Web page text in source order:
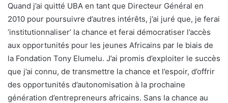
Quand j’ai quitté UBA en tant que Directeur Général en
2010 pour poursuivre d’autres intérêts, j’ai juré que, je ferai
‘institutionnaliser’ la chance et ferai démocratiser l’accès
aux opportunités pour les jeunes Africains par le biais de
la Fondation Tony Elumelu. J’ai promis d’exploiter le succès
que j’ai connu, de transmettre la chance et l’espoir, d’offrir
des opportunités d’autonomisation à la prochaine
génération d’entrepreneurs africains. Sans la chance au